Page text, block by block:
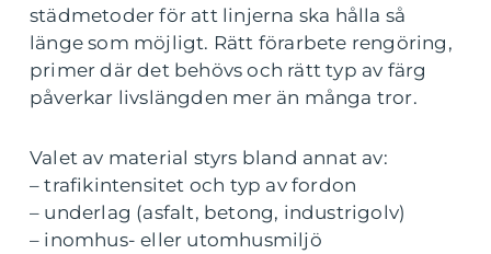
städmetoder för att linjerna ska hålla så
länge som möjligt. Rätt förarbete rengöring,
primer där det behövs och rätt typ av färg
påverkar livslängden mer än många tror.
Valet av material styrs bland annat av:
– trafikintensitet och typ av fordon
– underlag (asfalt, betong, industrigolv)
– inomhus- eller utomhusmiljö